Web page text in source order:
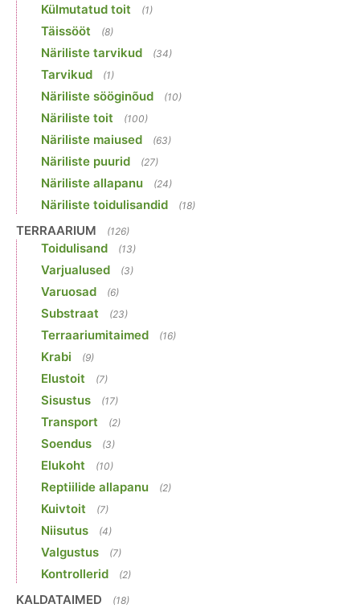
Külmutatud toit (1)
Täissööt (8)
Näriliste tarvikud (34)
Tarvikud (1)
Näriliste sööginõud (10)
Näriliste toit (100)
Näriliste maiused (63)
Näriliste puurid (27)
Näriliste allapanu (24)
Näriliste toidulisandid (18)
TERRAARIUM (126)
Toidulisand (13)
Varjualused (3)
Varuosad (6)
Substraat (23)
Terraariumitaimed (16)
Krabi (9)
Elustoit (7)
Sisustus (17)
Transport (2)
Soendus (3)
Elukoht (10)
Reptiilide allapanu (2)
Kuivtoit (7)
Niisutus (4)
Valgustus (7)
Kontrollerid (2)
KALDATAIMED (18)